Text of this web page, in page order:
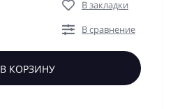
В закладки
В сравнение
В КОРЗИНУ